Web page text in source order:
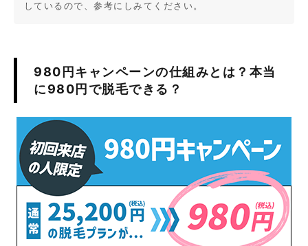
しているので、参考にしみてください。
980円キャンペーンの仕組みとは？本当
に980円で脱毛できる？